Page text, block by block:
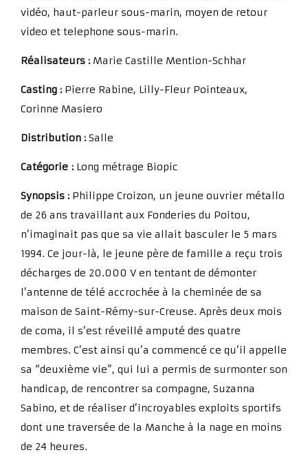
vidéo, haut-parleur sous-marin, moyen de retour
video et telephone sous-marin.
Réalisateurs : Marie Castille Mention-Schhar
Casting : Pierre Rabine, Lilly-Fleur Pointeaux,
Corinne Masiero
Distribution : Salle
Catégorie : Long métrage Biopic
Synopsis : Philippe Croizon, un jeune ouvrier métallo
de 26 ans travaillant aux Fonderies du Poitou,
n’imaginait pas que sa vie allait basculer le 5 mars
1994. Ce jour-là, le jeune père de famille a reçu trois
décharges de 20.000 V en tentant de démonter
l’antenne de télé accrochée à la cheminée de sa
maison de Saint-Rémy-sur-Creuse. Après deux mois
de coma, il s’est réveillé amputé des quatre
membres. C’est ainsi qu’a commencé ce qu’il appelle
sa “deuxième vie”, qui lui a permis de surmonter son
handicap, de rencontrer sa compagne, Suzanna
Sabino, et de réaliser d’incroyables exploits sportifs
dont une traversée de la Manche à la nage en moins
de 24 heures.